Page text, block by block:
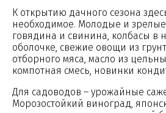
К открытию дачного сезона
необходимое. Молодые и
говядина и свинина, колбасы в
оболочке, свежие овощи из
отборного мяса, масло из
компотная смесь, новинки
Для садоводов – урожайные
Морозостойкий виноград,